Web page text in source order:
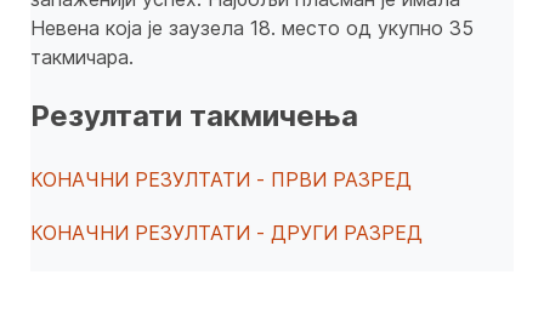
Невена која је заузела 18. место од укупно 35
такмичара.
Резултати такмичења
КОНАЧНИ РЕЗУЛТАТИ - ПРВИ РАЗРЕД
КОНАЧНИ РЕЗУЛТАТИ - ДРУГИ РАЗРЕД